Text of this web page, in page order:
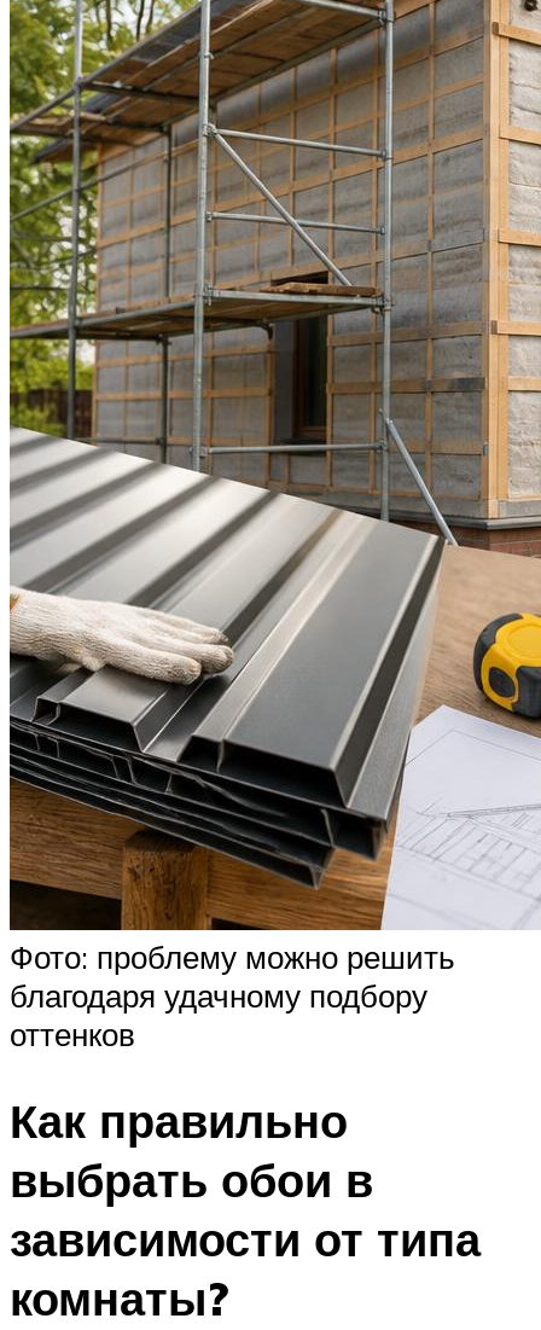
Фото: проблему можно решить
благодаря удачному подбору
оттенков
Как правильно
выбрать обои в
зависимости от типа
комнаты?